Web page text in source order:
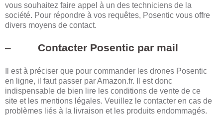
vous souhaitez faire appel à un des techniciens de la
société. Pour répondre à vos requêtes, Posentic vous offre
divers moyens de contact.
– Contacter Posentic par mail
Il est à préciser que pour commander les drones Posentic
en ligne, il faut passer par Amazon.fr. Il est donc
indispensable de bien lire les conditions de vente de ce
site et les mentions légales. Veuillez le contacter en cas de
problèmes liés à la livraison et les produits endommagés.